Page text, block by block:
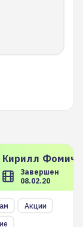
Кирилл
Завершен
08.02.20
Акции